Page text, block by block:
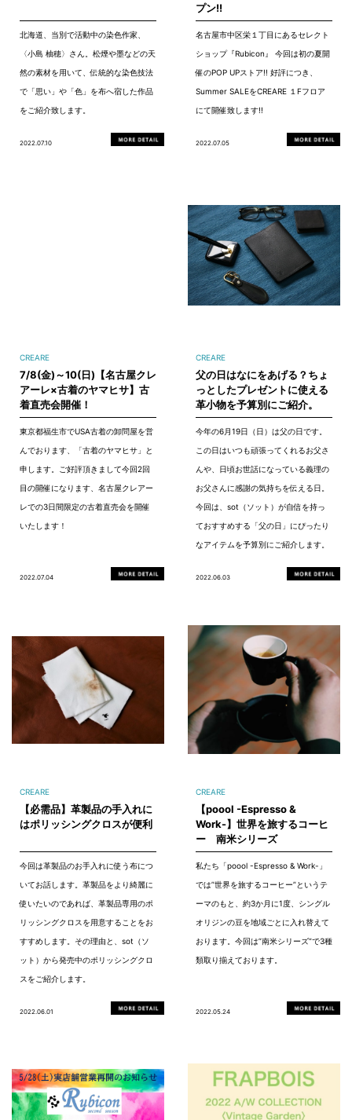
北海道、当別で活動中の染色作家、
〈小島 柚穂〉さん。松煙や墨などの天
然の素材を用いて、伝統的な染色技法
で「思い」や「色」を布へ宿した作品
をご紹介致します。
2022.07.10
プン!!
名古屋市中区栄１丁目にあるセレクト
ショップ『Rubicon』 今回は初の夏開
催のPOP UPストア!! 好評につき、
Summer SALEをCREARE １Fフロア
にて開催致します!!
2022.07.05
CREARE
7/8(金)～10(日)【名古屋クレ
アーレ×古着のヤマヒサ】古
着直売会開催！
東京都福生市でUSA古着の卸問屋を営
んでおります、「古着のヤマヒサ」と
申します。ご好評頂きまして今回2回
目の開催になります、名古屋クレアー
レでの3日間限定の古着直売会を開催
いたします！
2022.07.04
CREARE
父の日はなにをあげる？ちょ
っとしたプレゼントに使える
革小物を予算別にご紹介。
今年の6月19日（日）は父の日です。
この日はいつも頑張ってくれるお父さ
んや、日頃お世話になっている義理の
お父さんに感謝の気持ちを伝える日。
今回は、sot（ソット）が自信を持っ
ておすすめする「父の日」にぴったり
なアイテムを予算別にご紹介します。
2022.06.03
CREARE
【必需品】革製品の手入れに
はポリッシングクロスが便利
今回は革製品のお手入れに使う布につ
いてお話します。革製品をより綺麗に
使いたいのであれば、革製品専用のポ
リッシングクロスを用意することをお
すすめします。その理由と、sot（ソ
ット）から発売中のポリッシングクロ
スをご紹介します。
2022.06.01
CREARE
【poool -Espresso &
Work-】世界を旅するコーヒ
ー 南米シリーズ
私たち「poool -Espresso & Work-」
では”世界を旅するコーヒー”というテ
ーマのもと、約3か月に1度、シングル
オリジンの豆を地域ごとに入れ替えて
おります。今回は”南米シリーズ”で3種
類取り揃えております。
2022.05.24